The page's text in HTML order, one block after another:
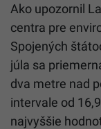
Ako upozornil
centra pre
Spojených
júla sa
dva metre nad
intervale od
najvyššie